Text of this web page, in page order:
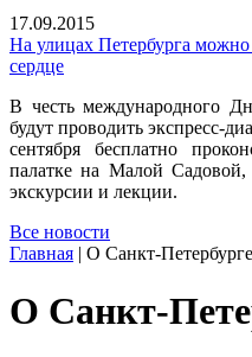
17.09.2015
На улицах Петербурга можно
сердце
В честь международного
будут проводить экспресс-
сентября бесплатно
палатке на Малой
экскурсии и лекции.
Все новости
Главная | О Санкт-Петербурге
О Санкт-